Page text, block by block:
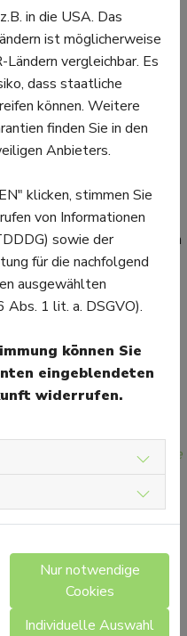
wieder an die Bewegung
von einem Wadenkrampf
eine gefährliche Situation
empfiehlt es
das kalte Wasser zu
Muskel sanft massiert
unter der Dusche.
Krämpfen
damit den Wadenkrämpfen
an die Bewegung
ist wichtig, damit die
weil der Fuß keinen
sind Wadenkrämpfe
sie jedoch öfter
Dann könnten sie
Muskelerkrankungen oder
Thema Sport finden Sie
in die USA. Das
ist möglicherweise
vergleichbar. Es
dass staatliche
können. Weitere
finden Sie in den
Anbieters.
klicken, stimmen Sie
von Informationen
sowie der
für die nachfolgend
ausgewählten
1 lit. a. DSGVO).
können Sie
eingeblendeten
widerrufen.
Nur notwendige
Cookies
Individuelle Auswahl